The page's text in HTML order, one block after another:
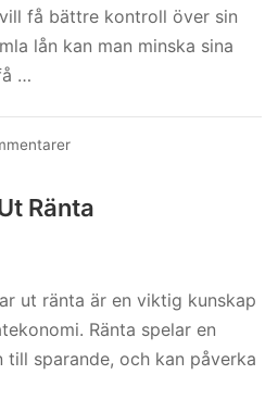
få bättre kontroll över sin
lån kan man minska sina
…
till
Lån
Ränta
ut ränta är en viktig kunskap
Ränta spelar en
sparande, och kan påverka